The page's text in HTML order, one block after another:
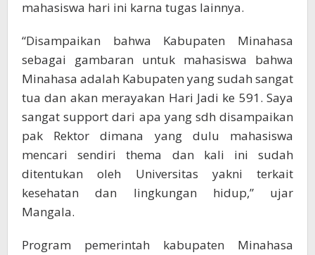
mahasiswa hari ini karna tugas lainnya.
“Disampaikan bahwa Kabupaten Minahasa
sebagai gambaran untuk mahasiswa bahwa
Minahasa adalah Kabupaten yang sudah sangat
tua dan akan merayakan Hari Jadi ke 591. Saya
sangat support dari apa yang sdh disampaikan
pak Rektor dimana yang dulu mahasiswa
mencari sendiri thema dan kali ini sudah
ditentukan oleh Universitas yakni terkait
kesehatan dan lingkungan hidup,” ujar
Mangala.
Program pemerintah kabupaten Minahasa